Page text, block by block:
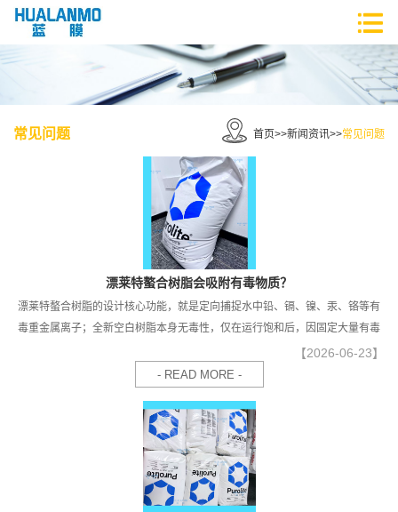
常见问题 首页>>新闻资讯>>常见问题
漂莱特螯合树脂会吸附有毒物质？
漂莱特螯合树脂的设计核心功能，就是定向捕捉水中铅、镉、镍、汞、铬等有
毒重金属离子；全新空白树脂本身无毒性，仅在运行饱和后，因固定大量有毒
重金属而具备危废属性，二者不可混为一谈。【2026-06-23】
- READ MORE -